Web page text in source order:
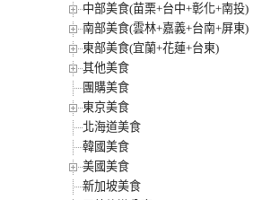
中部美食(苗栗+台中+彰化+南投)
南部美食(雲林+嘉義+台南+屏東)
東部美食(宜蘭+花蓮+台東)
其他美食
團購美食
東京美食
北海道美食
韓國美食
美國美食
新加坡美食